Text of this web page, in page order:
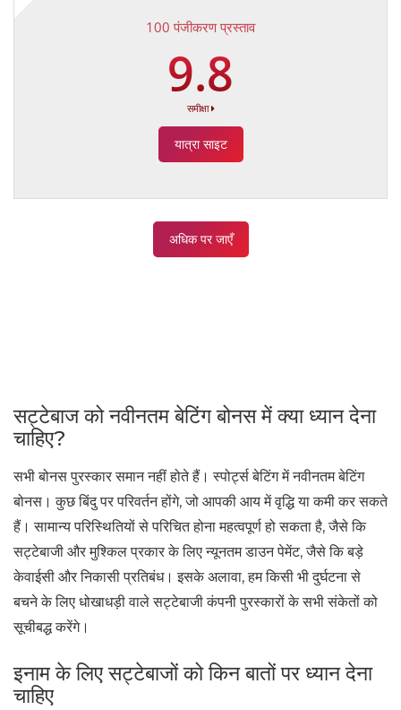
100 पंजीकरण प्रस्ताव
9.8
समीक्षा
यात्रा साइट
अधिक पर जाएँ
सट्टेबाज को नवीनतम बेटिंग बोनस में क्या ध्यान देना
चाहिए?
सभी बोनस पुरस्कार समान नहीं होते हैं। स्पोर्ट्स बेटिंग में नवीनतम बेटिंग
बोनस। कुछ बिंदु पर परिवर्तन होंगे, जो आपकी आय में वृद्धि या कमी कर सकते
हैं। सामान्य परिस्थितियों से परिचित होना महत्वपूर्ण हो सकता है, जैसे कि
सट्टेबाजी और मुश्किल प्रकार के लिए न्यूनतम डाउन पेमेंट, जैसे कि बड़े
केवाईसी और निकासी प्रतिबंध। इसके अलावा, हम किसी भी दुर्घटना से
बचने के लिए धोखाधड़ी वाले सट्टेबाजी कंपनी पुरस्कारों के सभी संकेतों को
सूचीबद्ध करेंगे।
इनाम के लिए सट्टेबाजों को किन बातों पर ध्यान देना
चाहिए